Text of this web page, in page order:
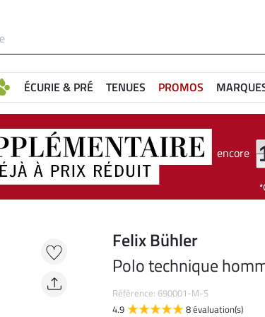
ÉCURIE & PRÉ TENUES PROMOS
encore
Felix Bühler
Polo technique
Référence: 690001-M-S
4.9
8 évaluation(s)